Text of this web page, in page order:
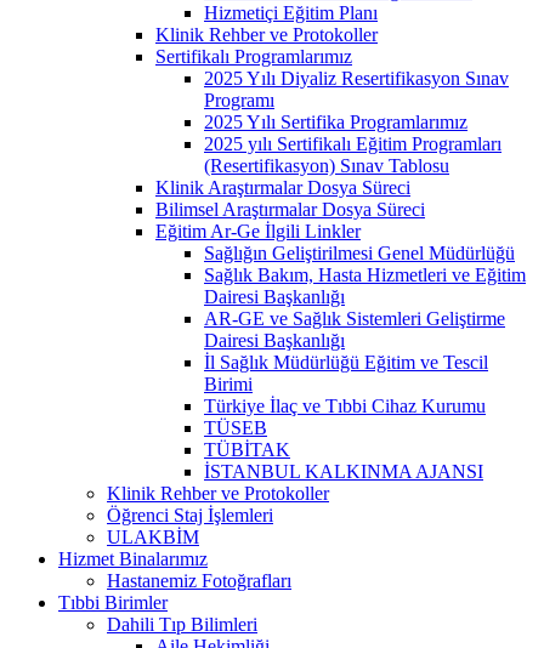
Hizmetiçi Eğitim Planı
Klinik Rehber ve Protokoller
Sertifikalı Programlarımız
2025 Yılı Diyaliz Resertifikasyon Sınav
Programı
2025 Yılı Sertifika Programlarımız
2025 yılı Sertifikalı Eğitim Programları
(Resertifikasyon) Sınav Tablosu
Klinik Araştırmalar Dosya Süreci
Bilimsel Araştırmalar Dosya Süreci
Eğitim Ar-Ge İlgili Linkler
Sağlığın Geliştirilmesi Genel Müdürlüğü
Sağlık Bakım, Hasta Hizmetleri ve Eğitim
Dairesi Başkanlığı
AR-GE ve Sağlık Sistemleri Geliştirme
Dairesi Başkanlığı
İl Sağlık Müdürlüğü Eğitim ve Tescil
Birimi
Türkiye İlaç ve Tıbbi Cihaz Kurumu
TÜSEB
TÜBİTAK
İSTANBUL KALKINMA AJANSI
Klinik Rehber ve Protokoller
Öğrenci Staj İşlemleri
ULAKBİM
Hizmet Binalarımız
Hastanemiz Fotoğrafları
Tıbbi Birimler
Dahili Tıp Bilimleri